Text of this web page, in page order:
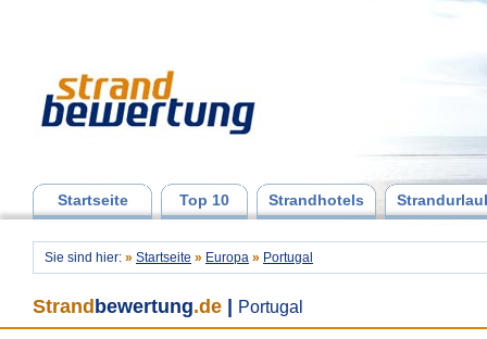
Startseite Top 10 Strandhotels
Sie sind hier: » Startseite » Europa » Portugal
Strand bewertung.de Portugal